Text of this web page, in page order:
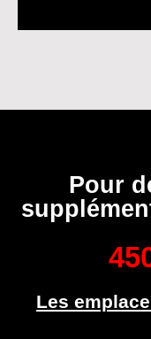
Pour
Les